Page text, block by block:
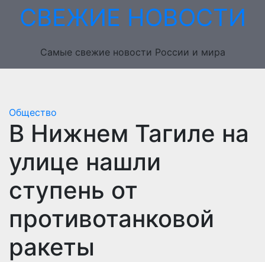
ПерейтиСВЕЖИЕ НОВОСТИ
Самые свежие новости России и мира
Общество
В Нижнем Тагиле на
улице нашли
ступень от
противотанковой
ракеты